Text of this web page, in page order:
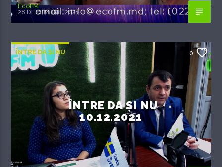
EcoFM
28 DECEMBRIE 2021
ÎNTRE DA ȘI NU 0
ÎNTRE DA ȘI NU
10.12.2021